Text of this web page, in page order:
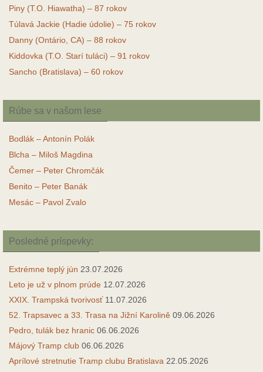
Piny (T.O. Hiawatha) – 87 rokov
Túlavá Jackie (Hadie údolie) – 75 rokov
Danny (Ontário, CA) – 88 rokov
Kiddovka (T.O. Starí tuláci) – 91 rokov
Sancho (Bratislava) – 60 rokov
Rúbe sa v našom lese
Bodlák – Antonín Polák
Blcha – Miloš Magdina
Čemer – Peter Chromčák
Benito – Peter Banák
Mesác – Pavol Zvalo
Posledné príspevky:
Extrémne teplý jún 23.07.2026
Leto je už v plnom prúde 12.07.2026
XXIX. Trampská tvorivosť 11.07.2026
52. Trapsavec a 33. Trasa na Jižní Karolině 09.06.2026
Pedro, tulák bez hranic 06.06.2026
Májový Tramp club 06.06.2026
Aprílové stretnutie Tramp clubu Bratislava 22.05.2026